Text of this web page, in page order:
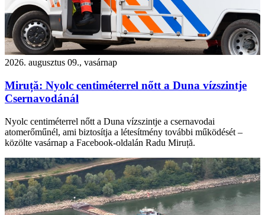
2026. augusztus 09., vasárnap
Miruță: Nyolc centiméterrel nőtt a Duna vízszintje
Csernavodánál
Nyolc centiméterrel nőtt a Duna vízszintje a csernavodai
atomerőműnél, ami biztosítja a létesítmény további működését –
közölte vasárnap a Facebook-oldalán Radu Miruță.